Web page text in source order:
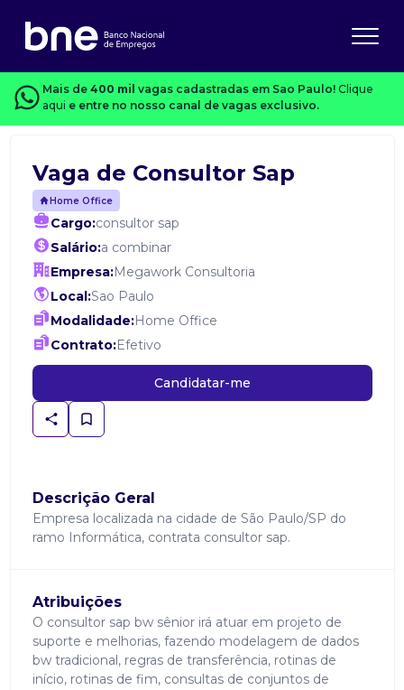
Mais de 400 mil vagas cadastradas em Sao Paulo! Clique
aqui e entre no nosso canal de vagas exclusivo.
Vaga de Consultor Sap
Home Office
Cargo:consultor sap
Salário:a combinar
Empresa:Megawork Consultoria
Local:Sao Paulo
Modalidade:Home Office
Contrato:Efetivo
Candidatar-me
Descrição Geral
Empresa localizada na cidade de São Paulo/SP do
ramo Informática, contrata consultor sap.
Atribuições
O consultor sap bw sênior irá atuar em projeto de
suporte e melhorias, fazendo modelagem de dados
bw tradicional, regras de transferência, rotinas de
início, rotinas de fim, consultas de conjuntos de